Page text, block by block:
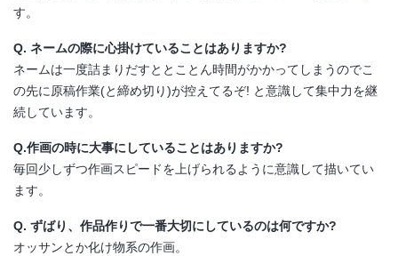
す。
Q. ネームの際に心掛けていることはありますか?
ネームは一度詰まりだすととことん時間がかかってしまうのでこ
の先に原稿作業(と締め切り)が控えてるぞ! と意識して集中力を継
続しています。
Q.作画の時に大事にしていることはありますか?
毎回少しずつ作画スピードを上げられるように意識して描いてい
ます。
Q. ずばり、作品作りで一番大切にしているのは何ですか?
オッサンとか化け物系の作画。